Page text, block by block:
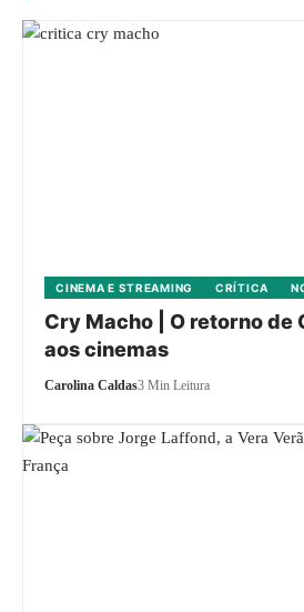
CINEMA E STREAMING CRÍTICA
Cry Macho | O retorno de
aos cinemas
Carolina Caldas3 Min Leitura